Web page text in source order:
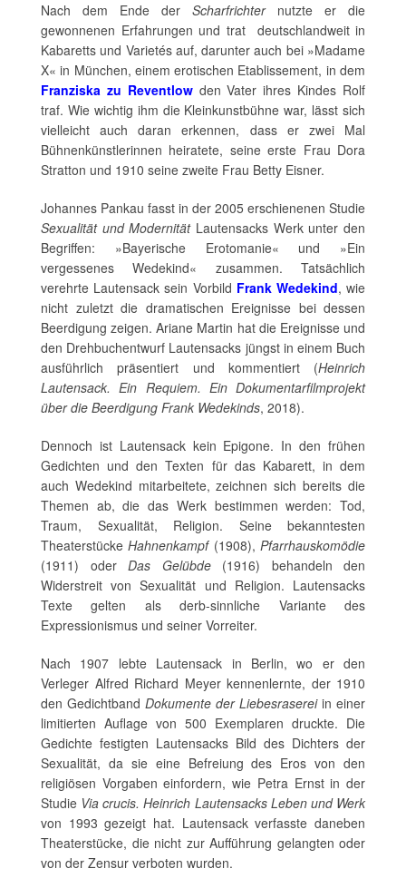
Nach dem Ende der Scharfrichternutzte er die
gewonnenen Erfahrungen und trat deutschlandweit in
Kabaretts und Varietés auf, darunter auch bei »Madame
X« in München, einem erotischen Etablissement, in dem
Franziska zu Reventlowden Vater ihres Kindes Rolf
traf. Wie wichtig ihm die Kleinkunstbühne war, lässt sich
vielleicht auch daran erkennen, dass er zwei Mal
Bühnenkünstlerinnen heiratete, seine erste Frau Dora
Stratton und 1910 seine zweite Frau Betty Eisner.
Johannes Pankau fasst in der 2005 erschienenen Studie
Sexualität und Modernität Lautensacks Werk unter den
Begriffen: »Bayerische Erotomanie« und »Ein
vergessenes Wedekind« zusammen. Tatsächlich
verehrte Lautensack sein Vorbild Frank Wedekind, wie
nicht zuletzt die dramatischen Ereignisse bei dessen
Beerdigung zeigen. Ariane Martin hat die Ereignisse und
den Drehbuchentwurf Lautensacks jüngst in einem Buch
ausführlich präsentiert und kommentiert (Heinrich
Lautensack. Ein Requiem. Ein Dokumentarfilmprojekt
über die Beerdigung Frank Wedekinds, 2018).
Dennoch ist Lautensack kein Epigone. In den frühen
Gedichten und den Texten für das Kabarett, in dem
auch Wedekind mitarbeitete, zeichnen sich bereits die
Themen ab, die das Werk bestimmen werden: Tod,
Traum, Sexualität, Religion. Seine bekanntesten
TheaterstückeHahnenkampf (1908),Pfarrhauskomödie
(1911) oder Das Gelübde (1916) behandeln den
Widerstreit von Sexualität und Religion. Lautensacks
Texte gelten als derb-sinnliche Variante des
Expressionismus und seiner Vorreiter.
Nach 1907 lebte Lautensack in Berlin, wo er den
Verleger Alfred Richard Meyer kennenlernte, der 1910
den Gedichtband Dokumente der Liebesraserei in einer
limitierten Auflage von 500 Exemplaren druckte. Die
Gedichte festigten Lautensacks Bild des Dichters der
Sexualität, da sie eine Befreiung des Eros von den
religiösen Vorgaben einfordern, wie Petra Ernst in der
Studie Via crucis. Heinrich Lautensacks Leben und Werk
von 1993 gezeigt hat. Lautensack verfasste daneben
Theaterstücke, die nicht zur Aufführung gelangten oder
von der Zensur verboten wurden.